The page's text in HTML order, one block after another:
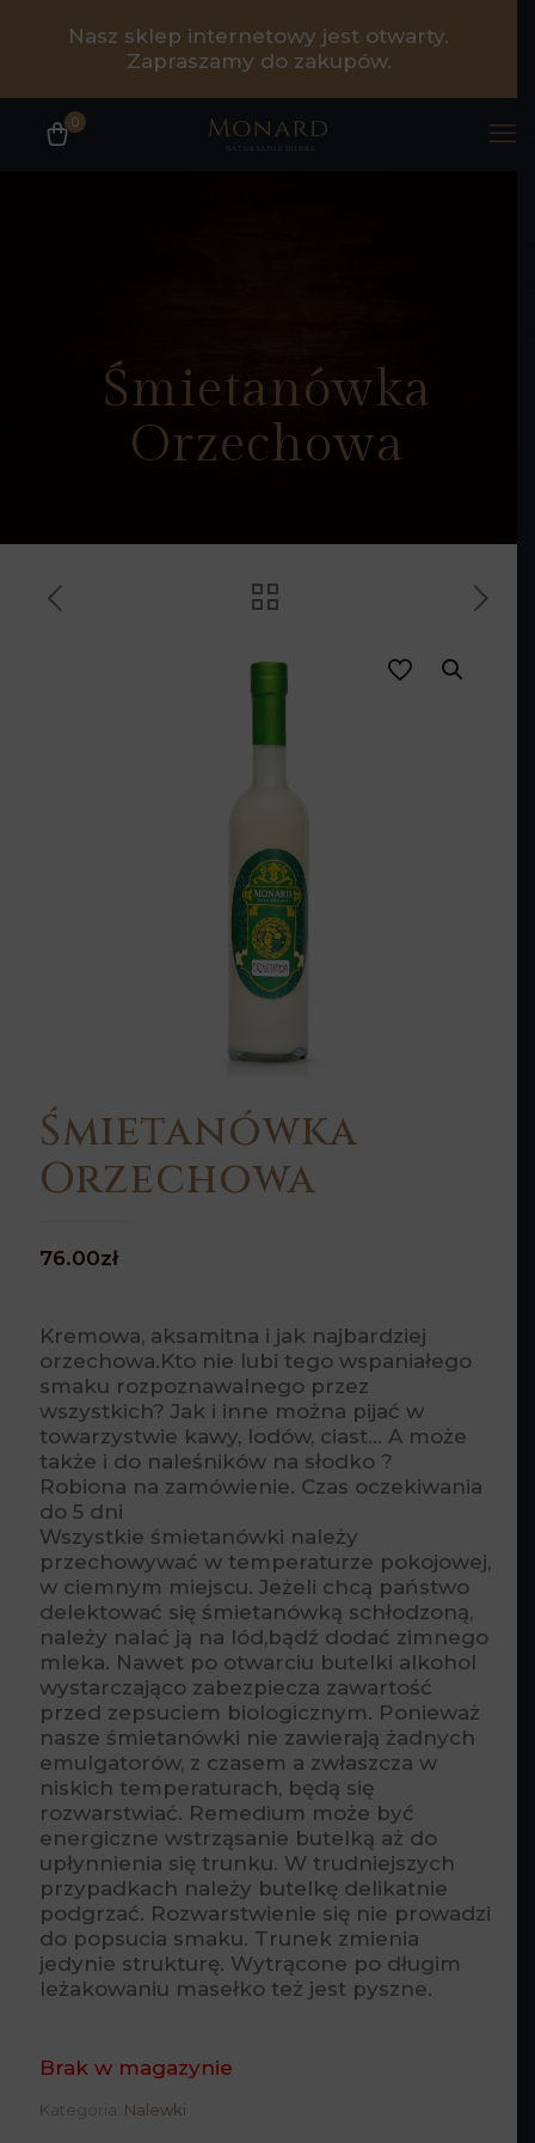
Nasz sklep internetowy jest otwarty.
Zapraszamy do zakupów.
0
Śmietanówka
Orzechowa
Śmietanówka
Orzechowa
76.00zł
Kremowa, aksamitna i jak najbardziej
orzechowa.Kto nie lubi tego wspaniałego
smaku rozpoznawalnego przez
wszystkich? Jak i inne można pijać w
towarzystwie kawy, lodów, ciast… A może
także i do naleśników na słodko ?
Robiona na zamówienie. Czas oczekiwania
do 5 dni
Wszystkie śmietanówki należy
przechowywać w temperaturze pokojowej,
w ciemnym miejscu. Jeżeli chcą państwo
delektować się śmietanówką schłodzoną,
należy nalać ją na lód,bądź dodać zimnego
mleka. Nawet po otwarciu butelki alkohol
wystarczająco zabezpiecza zawartość
przed zepsuciem biologicznym. Ponieważ
nasze śmietanówki nie zawierają żadnych
emulgatorów, z czasem a zwłaszcza w
niskich temperaturach, będą się
rozwarstwiać. Remedium może być
energiczne wstrząsanie butelką aż do
upłynnienia się trunku. W trudniejszych
przypadkach należy butelkę delikatnie
podgrzać. Rozwarstwienie się nie prowadzi
do popsucia smaku. Trunek zmienia
jedynie strukturę. Wytrącone po długim
leżakowaniu masełko też jest pyszne.
Brak w magazynie
Kategoria: Nalewki